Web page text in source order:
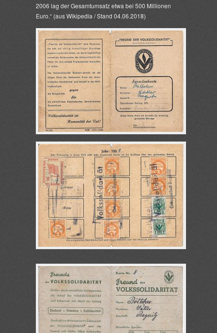
2006 lag der Gesamtumsatz etwa bei 500 Millionen
Euro.“ (aus Wikipedia / Stand 04.06.2018)